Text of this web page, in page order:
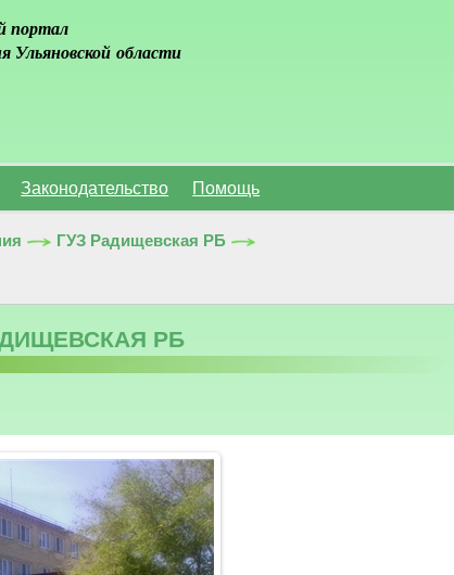
портал
Ульяновской области
Законодательство Помощь
ГУЗ Радищевская РБ
РБ